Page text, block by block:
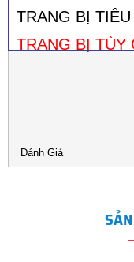
TRANG BỊ
TRANG BỊ TÙY
Đánh Giá